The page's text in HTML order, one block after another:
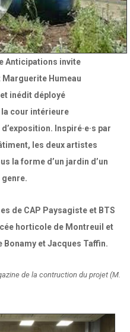
Anticipations invite
Humeau
inédit déployé
cour intérieure
Inspiré·e·s par
les deux artistes
la forme d’un jardin d’un
genre.
de CAP Paysagiste et BTS
horticole de Montreuil et
Bonamy et Jacques Taffin.
de la contruction du projet (M.